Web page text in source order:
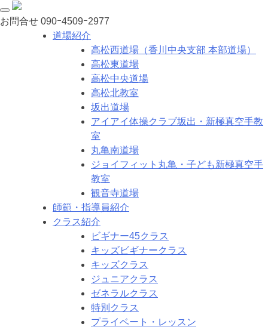
お問合せ 090ｰ4509ｰ2977
道場紹介
高松西道場（香川中央支部 本部道場）
高松東道場
高松中央道場
高松北教室
坂出道場
アイアイ体操クラブ坂出・新極真空手教
室
丸亀南道場
ジョイフィット丸亀・子ども新極真空手
教室
観音寺道場
師範・指導員紹介
クラス紹介
ビギナー45クラス
キッズビギナークラス
キッズクラス
ジュニアクラス
ゼネラルクラス
特別クラス
プライベート・レッスン